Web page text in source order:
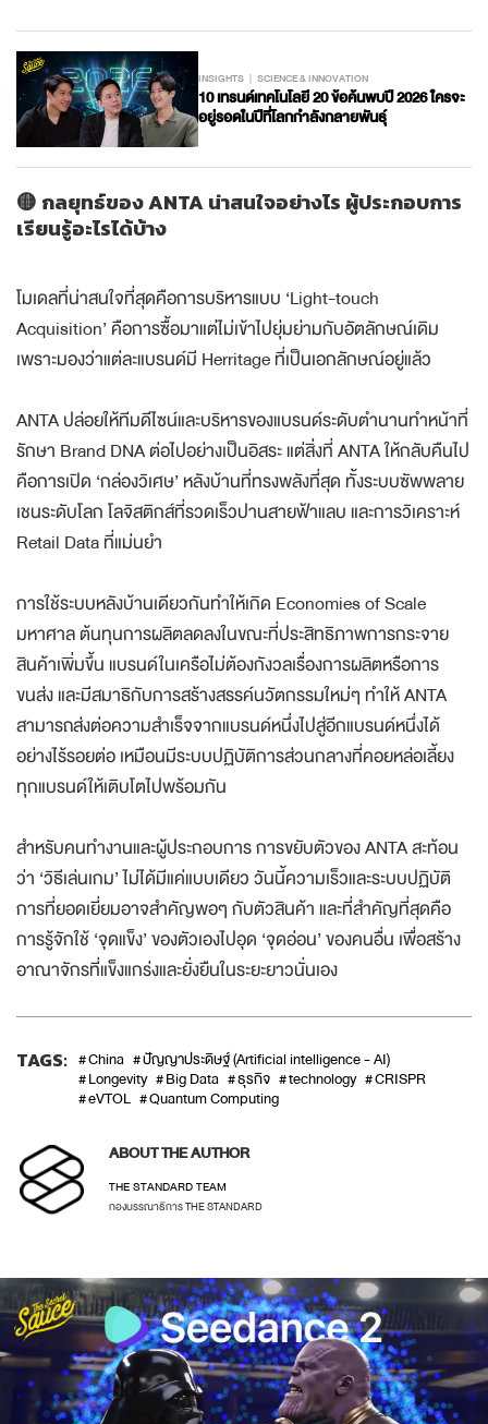
INSIGHTS SCIENCE & INNOVATION
10 เทรนด์เทคโนโลยี 20 ข้อค้นพบปี 2026 ใครจะ
อยู่รอดในปีที่โลกกำลังกลายพันธุ์
🟡 กลยุทธ์ของ ANTA น่าสนใจอย่างไร ผู้ประกอบการ
เรียนรู้อะไรได้บ้าง
โมเดลที่น่าสนใจที่สุดคือการบริหารแบบ ‘Light-touch
Acquisition’ คือการซื้อมาแต่ไม่เข้าไปยุ่มย่ามกับอัตลักษณ์เดิม
เพราะมองว่าแต่ละแบรนด์มี Herritage ที่เป็นเอกลักษณ์อยู่แล้ว
ANTA ปล่อยให้ทีมดีไซน์และบริหารของแบรนด์ระดับตำนานทำหน้าที่
รักษา Brand DNA ต่อไปอย่างเป็นอิสระ แต่สิ่งที่ ANTA ให้กลับคืนไป
คือการเปิด ‘กล่องวิเศษ’ หลังบ้านที่ทรงพลังที่สุด ทั้งระบบซัพพลาย
เชนระดับโลก โลจิสติกส์ที่รวดเร็วปานสายฟ้าแลบ และการวิเคราะห์
Retail Data ที่แม่นยำ
การใช้ระบบหลังบ้านเดียวกันทำให้เกิด Economies of Scale
มหาศาล ต้นทุนการผลิตลดลงในขณะที่ประสิทธิภาพการกระจาย
สินค้าเพิ่มขึ้น แบรนด์ในเครือไม่ต้องกังวลเรื่องการผลิตหรือการ
ขนส่ง และมีสมาธิกับการสร้างสรรค์นวัตกรรมใหม่ๆ ทำให้ ANTA
สามารถส่งต่อความสำเร็จจากแบรนด์หนึ่งไปสู่อีกแบรนด์หนึ่งได้
อย่างไร้รอยต่อ เหมือนมีระบบปฏิบัติการส่วนกลางที่คอยหล่อเลี้ยง
ทุกแบรนด์ให้เติบโตไปพร้อมกัน
สำหรับคนทำงานและผู้ประกอบการ การขยับตัวของ ANTA สะท้อน
ว่า ‘วิธีเล่นเกม’ ไม่ได้มีแค่แบบเดียว วันนี้ความเร็วและระบบปฏิบัติ
การที่ยอดเยี่ยมอาจสำคัญพอๆ กับตัวสินค้า และที่สำคัญที่สุดคือ
การรู้จักใช้ ‘จุดแข็ง’ ของตัวเองไปอุด ‘จุดอ่อน’ ของคนอื่น เพื่อสร้าง
อาณาจักรที่แข็งแกร่งและยั่งยืนในระยะยาวนั่นเอง
TAGS: China
ปัญญาประดิษฐ์ (Artificial intelligence - AI)
Longevity
Big Data ธุรกิจ technology
CRISPR
eVTOL
Quantum Computing
ABOUT THE AUTHOR
THE STANDARD TEAM
กองบรรณาธิการ THE STANDARD